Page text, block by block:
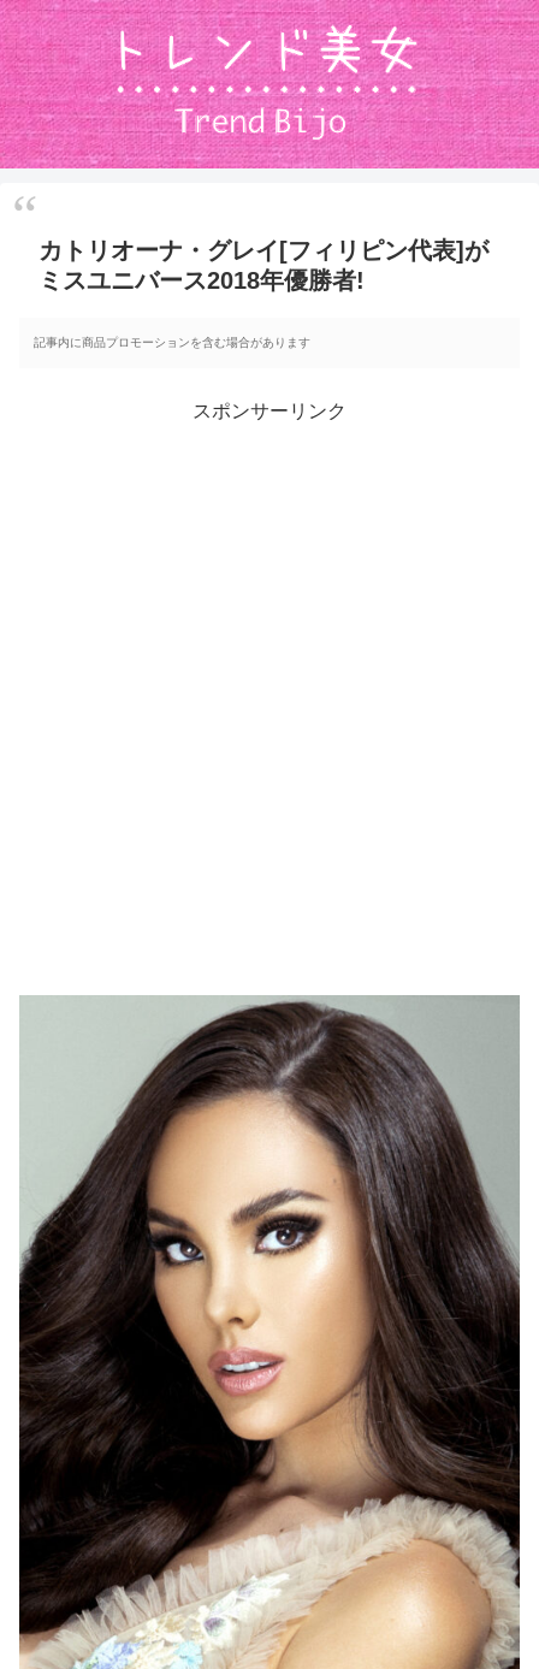
カトリオーナ・グレイ[フィリピン代表]が
ミスユニバース2018年優勝者!
記事内に商品プロモーションを含む場合があります
スポンサーリンク